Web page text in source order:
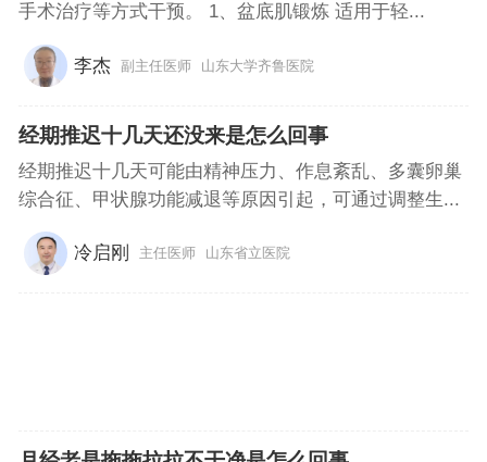
手术治疗等方式干预。 1、盆底肌锻炼 适用于轻...
李杰 副主任医师 山东大学齐鲁医院
经期推迟十几天还没来是怎么回事
经期推迟十几天可能由精神压力、作息紊乱、多囊卵巢
综合征、甲状腺功能减退等原因引起，可通过调整生...
冷启刚 主任医师 山东省立医院